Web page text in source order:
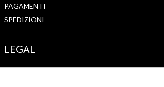
PAGAMENTI
SPEDIZIONI
LEGAL